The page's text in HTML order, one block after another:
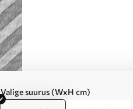
Valige suurus (WxH cm)